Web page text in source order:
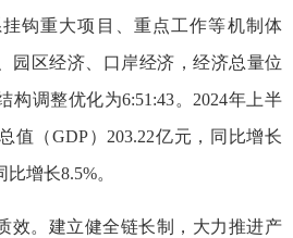
钩重大项目、重点工作等机制体
园区经济、口岸经济，经济总量位
构调整优化为6:51:43。2024年上半
值（GDP）203.22亿元，同比增长
增长8.5%。
效。建立健全链长制，大力推进产